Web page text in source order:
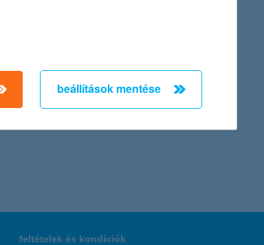
feltételek és kondíciók
beállítások mentése